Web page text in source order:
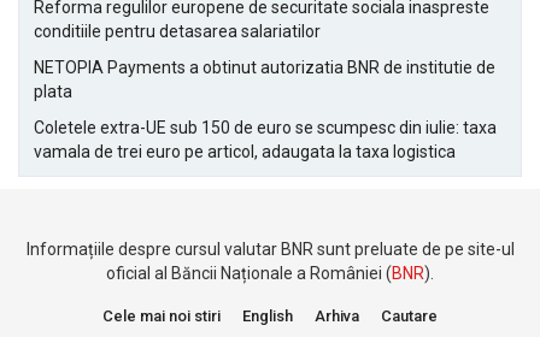
Reforma regulilor europene de securitate sociala inaspreste
conditiile pentru detasarea salariatilor
NETOPIA Payments a obtinut autorizatia BNR de institutie de
plata
Coletele extra-UE sub 150 de euro se scumpesc din iulie: taxa
vamala de trei euro pe articol, adaugata la taxa logistica
Informațiile despre cursul valutar BNR sunt preluate de pe site-ul
oficial al Băncii Naționale a României (BNR).
Cele mai noi stiri English Arhiva Cautare